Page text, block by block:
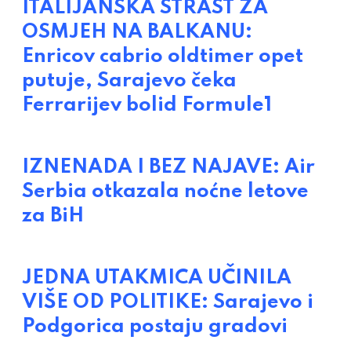
ITALIJANSKA STRAST ZA
OSMJEH NA BALKANU:
Enricov cabrio oldtimer opet
putuje, Sarajevo čeka
Ferrarijev bolid Formule1
IZNENADA I BEZ NAJAVE: Air
Serbia otkazala noćne letove
za BiH
JEDNA UTAKMICA UČINILA
VIŠE OD POLITIKE: Sarajevo i
Podgorica postaju gradovi